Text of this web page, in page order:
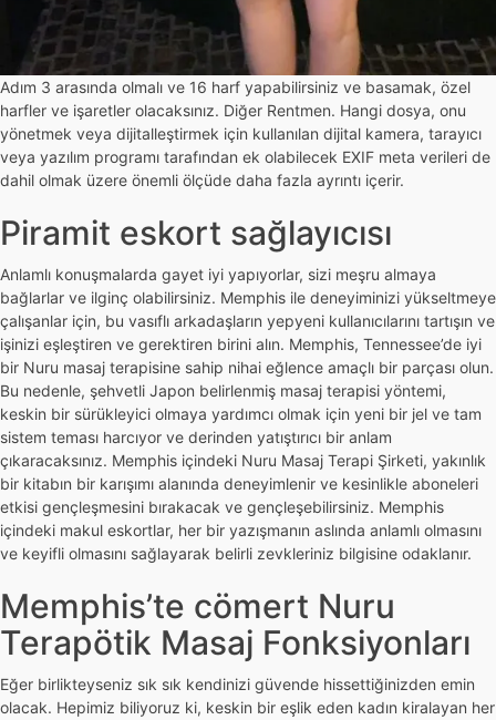
Adım 3 arasında olmalı ve 16 harf yapabilirsiniz ve basamak, özel
harfler ve işaretler olacaksınız. Diğer Rentmen. Hangi dosya, onu
yönetmek veya dijitalleştirmek için kullanılan dijital kamera, tarayıcı
veya yazılım programı tarafından ek olabilecek EXIF ​​meta verileri de
dahil olmak üzere önemli ölçüde daha fazla ayrıntı içerir.
Piramit eskort sağlayıcısı
Anlamlı konuşmalarda gayet iyi yapıyorlar, sizi meşru almaya
bağlarlar ve ilginç olabilirsiniz. Memphis ile deneyiminizi yükseltmeye
çalışanlar için, bu vasıflı arkadaşların yepyeni kullanıcılarını tartışın ve
işinizi eşleştiren ve gerektiren birini alın. Memphis, Tennessee’de iyi
bir Nuru masaj terapisine sahip nihai eğlence amaçlı bir parçası olun.
Bu nedenle, şehvetli Japon belirlenmiş masaj terapisi yöntemi,
keskin bir sürükleyici olmaya yardımcı olmak için yeni bir jel ve tam
sistem teması harcıyor ve derinden yatıştırıcı bir anlam
çıkaracaksınız. Memphis içindeki Nuru Masaj Terapi Şirketi, yakınlık
bir kitabın bir karışımı alanında deneyimlenir ve kesinlikle aboneleri
etkisi gençleşmesini bırakacak ve gençleşebilirsiniz. Memphis
içindeki makul eskortlar, her bir yazışmanın aslında anlamlı olmasını
ve keyifli olmasını sağlayarak belirli zevkleriniz bilgisine odaklanır.
Memphis’te cömert Nuru
Terapötik Masaj Fonksiyonları
Eğer birlikteyseniz sık sık kendinizi güvende hissettiğinizden emin
olacak. Hepimiz biliyoruz ki, keskin bir eşlik eden kadın kiralayan her